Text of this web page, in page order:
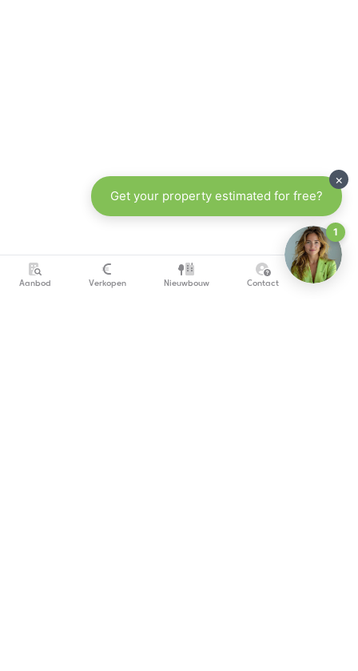
Aanbod Verkopen Nieuwbouw Contact